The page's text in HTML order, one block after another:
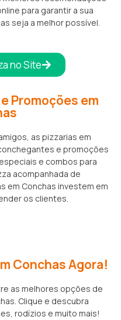
para garantir a sua
seja a melhor possível.
no Site
Promoções em
as pizzarias em
e promoções
e combos para
acompanhada de
em Conchas investem em
os clientes.
Conchas Agora!
as melhores opções de
Clique e descubra
rodízios e muito mais!